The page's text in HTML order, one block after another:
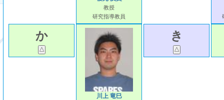
教授
研究指導教員
か
川上 竜巳
き